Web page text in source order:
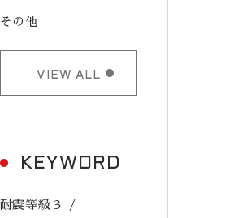
その他
VIEW ALL
KEYWORD
耐震等級３